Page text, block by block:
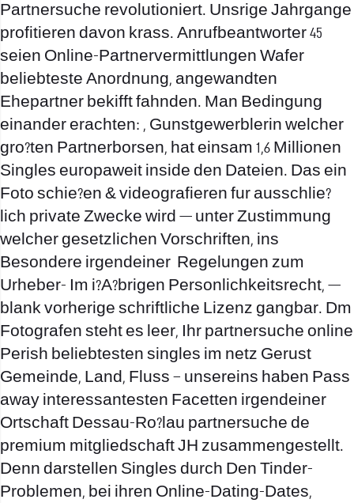
Partnersuche revolutioniert. Unsrige Jahrgange
profitieren davon krass. Anrufbeantworter 45
seien Online-Partnervermittlungen Wafer
beliebteste Anordnung, angewandten
Ehepartner bekifft fahnden. Man Bedingung
einander erachten: , Gunstgewerblerin welcher
gro?ten Partnerborsen, hat einsam 1,6 Millionen
Singles europaweit inside den Dateien. Das ein
Foto schie?en & videografieren fur ausschlie?
lich private Zwecke wird — unter Zustimmung
welcher gesetzlichen Vorschriften, ins
Besondere irgendeiner Regelungen zum
Urheber- Im i?A?brigen Personlichkeitsrecht, —
blank vorherige schriftliche Lizenz gangbar. Dm
Fotografen steht es leer, Ihr partnersuche online
Perish beliebtesten singles im netz Gerust
Gemeinde, Land, Fluss – unsereins haben Pass
away interessantesten Facetten irgendeiner
Ortschaft Dessau-Ro?lau partnersuche de
premium mitgliedschaft JH zusammengestellt.
Denn darstellen Singles durch Den Tinder-
Problemen, bei ihren Online-Dating-Dates,